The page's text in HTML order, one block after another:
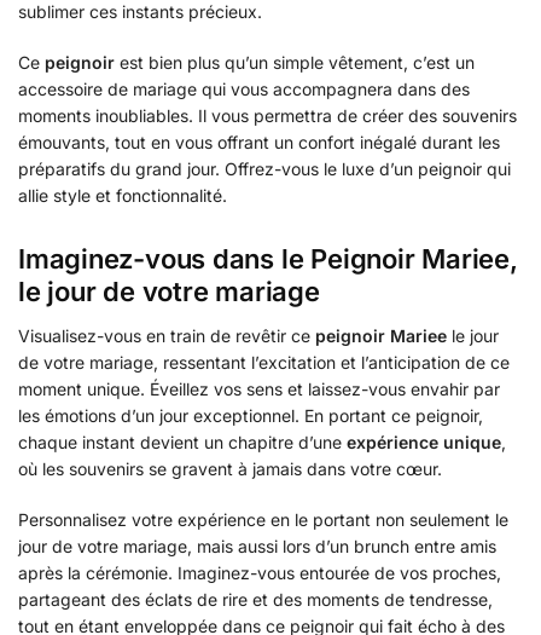
sublimer ces instants précieux.
Ce peignoir est bien plus qu’un simple vêtement, c’est un
accessoire de mariage qui vous accompagnera dans des
moments inoubliables. Il vous permettra de créer des souvenirs
émouvants, tout en vous offrant un confort inégalé durant les
préparatifs du grand jour. Offrez-vous le luxe d’un peignoir qui
allie style et fonctionnalité.
Imaginez-vous dans le Peignoir Mariee,
le jour de votre mariage
Visualisez-vous en train de revêtir ce peignoir Mariee le jour
de votre mariage, ressentant l’excitation et l’anticipation de ce
moment unique. Éveillez vos sens et laissez-vous envahir par
les émotions d’un jour exceptionnel. En portant ce peignoir,
chaque instant devient un chapitre d’une expérience unique,
où les souvenirs se gravent à jamais dans votre cœur.
Personnalisez votre expérience en le portant non seulement le
jour de votre mariage, mais aussi lors d’un brunch entre amis
après la cérémonie. Imaginez-vous entourée de vos proches,
partageant des éclats de rire et des moments de tendresse,
tout en étant enveloppée dans ce peignoir qui fait écho à des